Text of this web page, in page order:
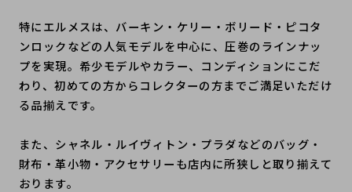
特にエルメスは、バーキン・ケリー・ボリード・ピコタ
ンロックなどの人気モデルを中心に、圧巻のラインナッ
プを実現。希少モデルやカラー、コンディションにこだ
わり、初めての方からコレクターの方までご満足いただけ
る品揃えです。
また、シャネル・ルイヴィトン・プラダなどのバッグ・
財布・革小物・アクセサリーも店内に所狭しと取り揃えて
おります。